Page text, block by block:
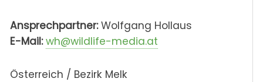
Ansprechpartner:Wolfgang Hollaus
E-Mail: wh@wildlife-media.at
Österreich / Bezirk Melk